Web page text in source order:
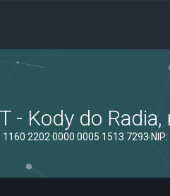
- Kody do
2202 0000 0005 1513 7293